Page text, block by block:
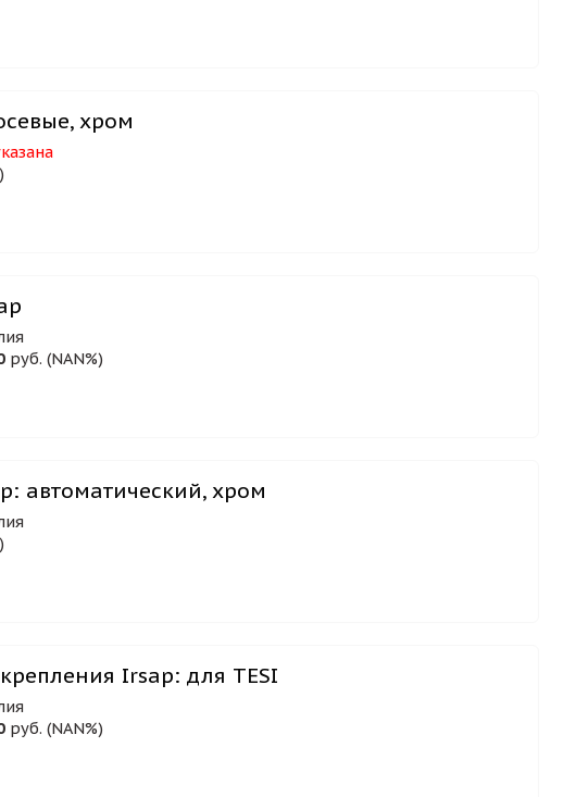
хром
руб. (NAN%)
автоматический, хром
Irsap: для TESI
руб. (NAN%)